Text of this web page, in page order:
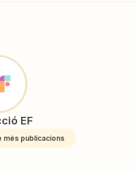
EF
més publicacions